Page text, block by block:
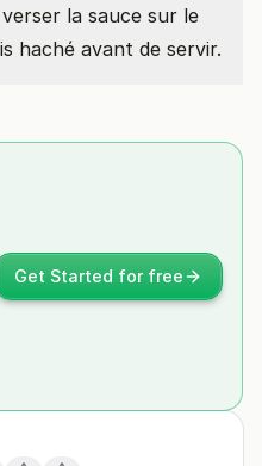
la sauce sur le
haché avant de servir.
Get Started for free